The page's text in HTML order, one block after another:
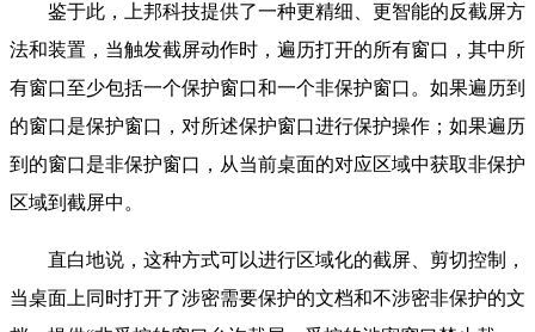
鉴于此，上邦科技提供了一种更精细、更智能的反截屏方
法和装置，当触发截屏动作时，遍历打开的所有窗口，其中所
有窗口至少包括一个保护窗口和一个非保护窗口。如果遍历到
的窗口是保护窗口，对所述保护窗口进行保护操作；如果遍历
到的窗口是非保护窗口，从当前桌面的对应区域中获取非保护
区域到截屏中。
直白地说，这种方式可以进行区域化的截屏、剪切控制，
当桌面上同时打开了涉密需要保护的文档和不涉密非保护的文